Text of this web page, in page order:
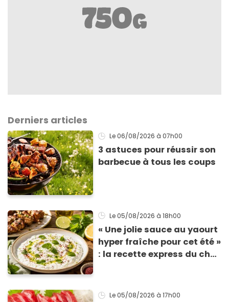
Derniers articles
Le 06/08/2026 à 07h00
3 astuces pour réussir son
barbecue à tous les coups
Le 05/08/2026 à 18h00
« Une jolie sauce au yaourt
hyper fraîche pour cet été »
: la recette express du chef
grillades
Le 05/08/2026 à 17h00